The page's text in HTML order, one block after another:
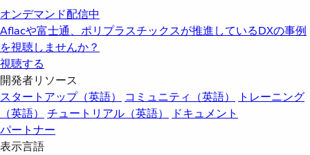
オンデマンド配信中
Aflacや富士通、ポリプラスチックスが推進しているDXの事例
を視聴しませんか？
視聴する
開発者リソース
スタートアップ（英語）
コミュニティ（英語）
トレーニング
（英語）
チュートリアル（英語）
ドキュメント
パートナー
表示言語